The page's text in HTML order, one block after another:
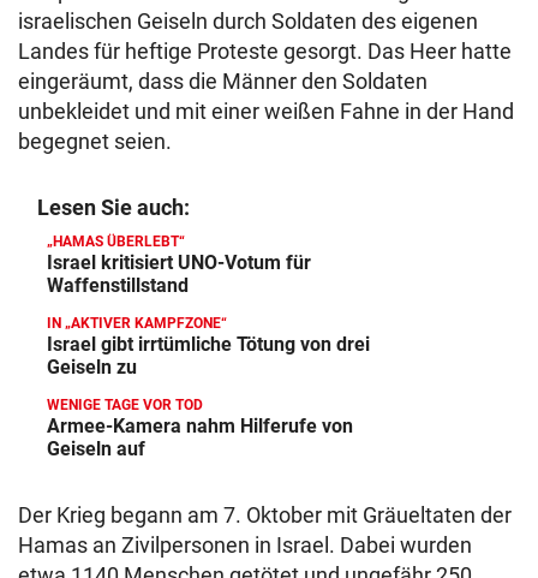
israelischen Geiseln durch Soldaten des eigenen
Landes für heftige Proteste gesorgt. Das Heer hatte
eingeräumt, dass die Männer den Soldaten
unbekleidet und mit einer weißen Fahne in der Hand
begegnet seien.
Lesen Sie auch:
„HAMAS ÜBERLEBT“
Israel kritisiert UNO-Votum für
Waffenstillstand
IN „AKTIVER KAMPFZONE“
Israel gibt irrtümliche Tötung von drei
Geiseln zu
WENIGE TAGE VOR TOD
Armee-Kamera nahm Hilferufe von
Geiseln auf
Der Krieg begann am 7. Oktober mit Gräueltaten der
Hamas an Zivilpersonen in Israel. Dabei wurden